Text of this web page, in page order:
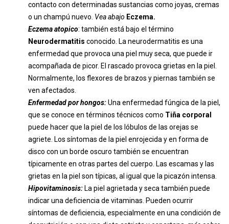
contacto con determinadas sustancias como joyas, cremas
o un champú nuevo. Vea abajo Eczema.
Eczema atopico: también está bajo el término
Neurodermatitis conocido. La neurodermatitis es una
enfermedad que provoca una piel muy seca, que puede ir
acompañada de picor. El rascado provoca grietas en la piel.
Normalmente, los flexores de brazos y piernas también se
ven afectados.
Enfermedad por hongos:Una enfermedad fúngica de la piel,
que se conoce en términos técnicos como Tiña corporal
puede hacer que la piel de los lóbulos de las orejas se
agriete. Los síntomas de la piel enrojecida y en forma de
disco con un borde oscuro también se encuentran
típicamente en otras partes del cuerpo. Las escamas y las
grietas en la piel son típicas, al igual que la picazón intensa.
Hipovitaminosis: La piel agrietada y seca también puede
indicar una deficiencia de vitaminas. Pueden ocurrir
síntomas de deficiencia, especialmente en una condición de